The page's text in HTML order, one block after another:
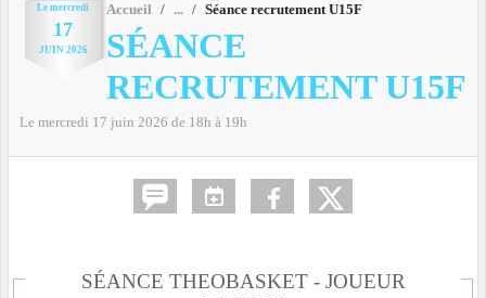
Le mercredi
17
JUIN 2026
Accueil Séance recrutement U15F
SÉANCE
RECRUTEMENT U15F
Le mercredi 17 juin 2026 de 18h à 19h
SÉANCE THEOBASKET - JOUEUR